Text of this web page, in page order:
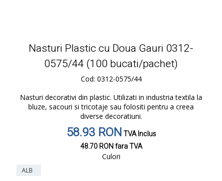
Nasturi Plastic cu Doua Gauri 0312-
0575/44 (100 bucati/pachet)
Cod: 0312-0575/44
Nasturi decorativi din plastic. Utilizati in industria textila la
bluze, sacouri si tricotaje sau folositi pentru a creea
diverse decoratiuni.
58.93 RONTVA Inclus
48.70 RONfara TVA
Culori
ALB